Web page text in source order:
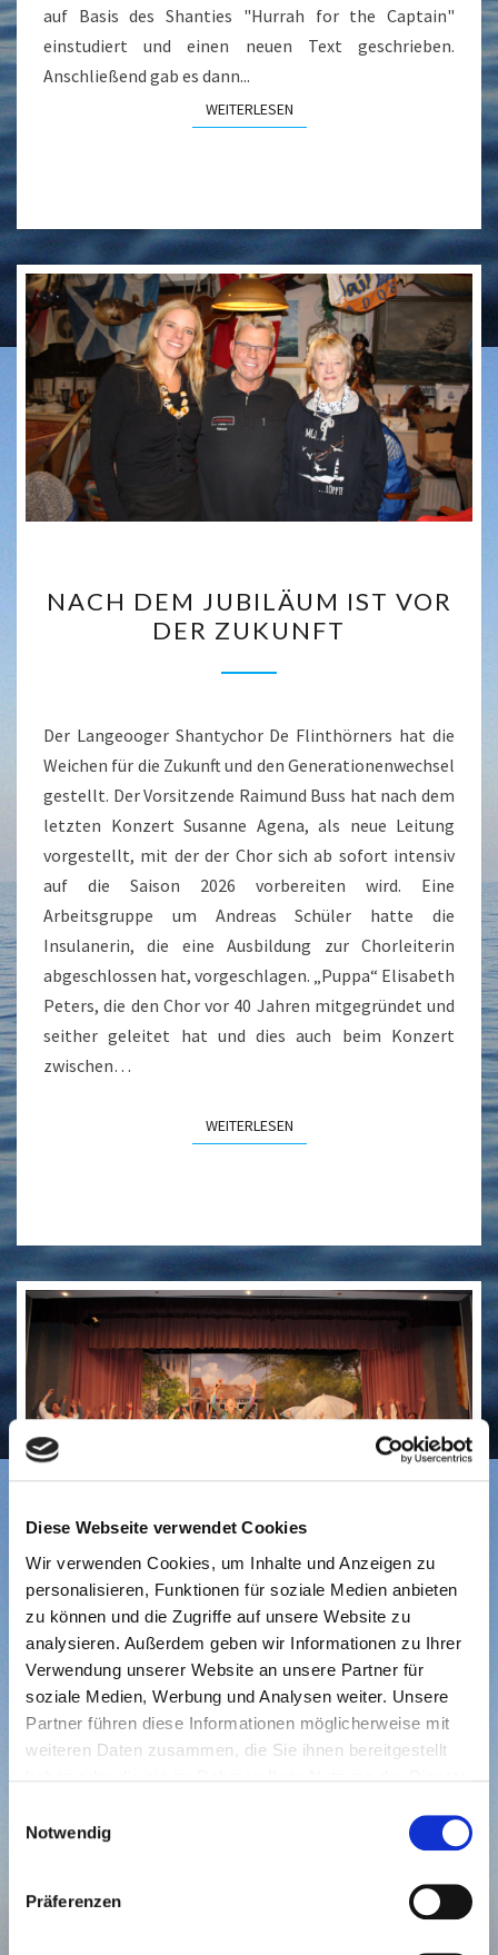
Diese Webseite verwendet Cookies
Wir verwenden Cookies, um Inhalte und Anzeigen zu
personalisieren, Funktionen für soziale Medien anbieten
zu können und die Zugriffe auf unsere Website zu
analysieren. Außerdem geben wir Informationen zu Ihrer
Verwendung unserer Website an unsere Partner für
soziale Medien, Werbung und Analysen weiter. Unsere
Partner führen diese Informationen möglicherweise mit
weiteren Daten zusammen, die Sie ihnen bereitgestellt
Notwendig
Präferenzen
auf Basis des Shanties "Hurrah for the Captain"
einstudiert und einen neuen Text geschrieben.
Anschließend gab es dann...
WEITERLESENWEITERLESEN
DEM
JUBILÄUM
IST
DER
ZUKUNFT
NACH DEM JUBILÄUM IST VOR
DER ZUKUNFT
Der Langeooger Shantychor De Flinthörners hat die
Weichen für die Zukunft und den Generationenwechsel
gestellt. Der Vorsitzende Raimund Buss hat nach dem
letzten Konzert Susanne Agena, als neue Leitung
vorgestellt, mit der der Chor sich ab sofort intensiv
auf die Saison 2026 vorbereiten wird. Eine
Arbeitsgruppe um Andreas Schüler hatte die
Insulanerin, die eine Ausbildung zur Chorleiterin
abgeschlossen hat, vorgeschlagen. „Puppa“ Elisabeth
Peters, die den Chor vor 40 Jahren mitgegründet und
seither geleitet hat und dies auch beim Konzert
zwischen…
WEITERLESENWEITERLESEN
MUSIKALISCHES
WAHRZEICHEN
FEIERTE
FULMINANTES
JUBILÄUM
MUSIKALISCHES
WAHRZEICHEN FEIERTE
FULMINANTES JUBILÄUM
Samstag gemeinsam mit über 400 Gästen im Haus der
Insel mit einem fulminanten Abend sein 40-jähriges
"Puppa" Elisabeth Peters nach dem Konzert am